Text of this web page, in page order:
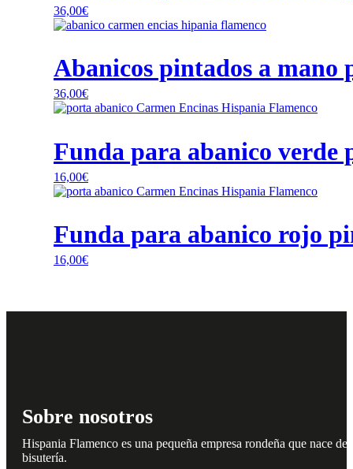
36,00€
Abanicos pintados a mano
36,00€
Funda para abanico verde
16,00€
Funda para abanico rojo
16,00€
Sobre nosotros
Hispania Flamenco es una pequeña empresa rondeña que nace
bisutería.